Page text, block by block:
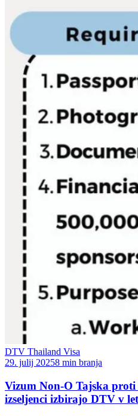
DTV Thailand Visa
29. julij 20258 min branja
Vizum Non-O Tajska
izseljenci izbirajo DTV v